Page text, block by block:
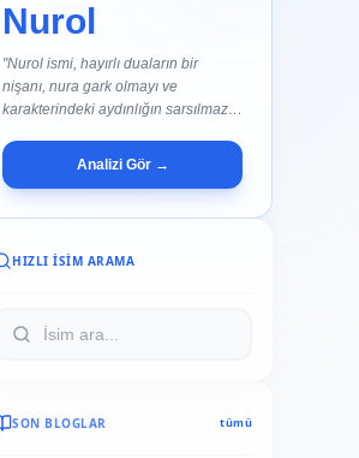
Nurol
"Nurol ismi, hayırlı duaların bir
nişanı, nura gark olmayı ve
karakterindeki aydınlığın sarsılmaz
Analizi Gör →
HIZLI İSIM ARAMA
SON BLOGLAR tümü